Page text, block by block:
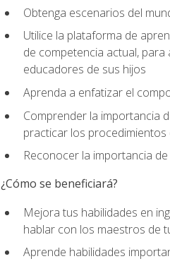
Obtenga escenarios del
Utilice la plataforma de
de competencia actual,
educadores de sus hijos
Aprenda a enfatizar el
Comprender la importancia
practicar los procedimientos
Reconocer la importancia
¿Cómo se beneficiará?
Mejora tus habilidades en
hablar con los maestros de
Aprende habilidades